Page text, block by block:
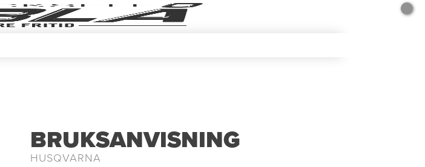
BRUKSANVISNING
HUSQVARNA